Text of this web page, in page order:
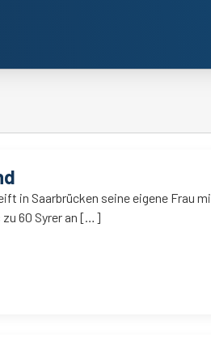
in Saarbrücken seine eigene Frau
zu 60 Syrer an […]